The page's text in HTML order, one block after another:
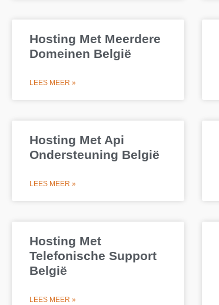
Hosting Met Meerdere
Domeinen België
LEES MEER »
Hosting Met Api
Ondersteuning België
LEES MEER »
Hosting Met
Telefonische Support
België
LEES MEER »